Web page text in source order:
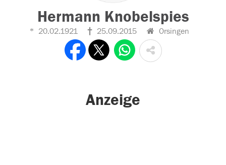
Hermann Knobelspies
20.02.1921 25.09.2015 Orsingen
Anzeige